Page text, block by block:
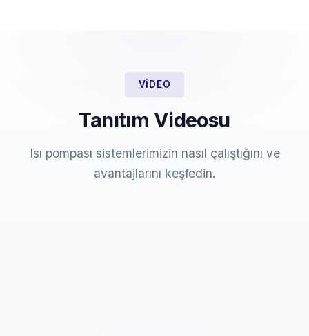
VIDEO
Tanıtım Videosu
Isı pompası sistemlerimizin nasıl çalıştığını ve
avantajlarını keşfedin.